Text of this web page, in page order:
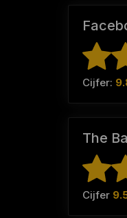
Cijfer:
The
Cijfer